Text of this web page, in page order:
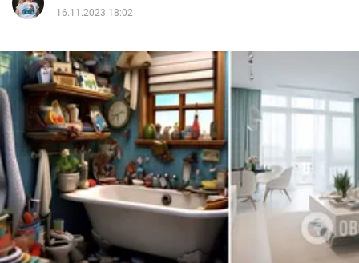
Polityka
Społeczeństwo
Wojna na Ukrainie
Świat
16.11.2023 18:02